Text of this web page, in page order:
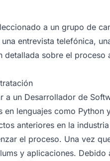
a un grupo de
una entrevista telefónica,
sobre el proceso
un Desarrollador de
lenguajes como Python
anteriores en la
el proceso. Una vez
y aplicaciones. Debido